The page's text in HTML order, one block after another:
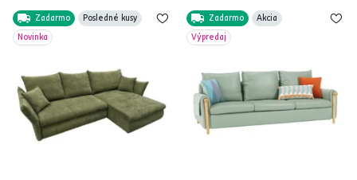
Zadarmo
Posledné kusy
Novinka
Zadarmo
Akcia
Výpredaj